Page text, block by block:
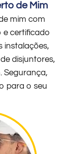
de Mim
mim com
e certificado
instalações,
disjuntores,
Segurança,
para o seu